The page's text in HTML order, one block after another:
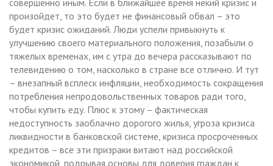
произойдет, то это будет не финансовый обвал – это
будет кризис ожиданий. Люди успели привыкнуть к
улучшению своего материального положения, позабыли о
тяжелых временах, им с утра до вечера рассказывают по
телевидению о том, насколько в стране все отлично. И тут
– внезапный всплеск инфляции, необходимость сокращения
потребления непродовольственных товаров ради того,
чтобы купить еду. Плюс к этому – фактическая
недоступность заоблачно дорогого жилья, угроза кризиса
ликвидности в банковской системе, кризиса просроченных
кредитов – все эти призраки витают над российской
экономикой, подрывая основы для доверия граждан к